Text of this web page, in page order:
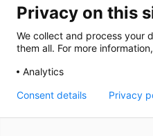
Privacy on this
We collect and process your
them all. For more
Analytics
Consent details Privacy